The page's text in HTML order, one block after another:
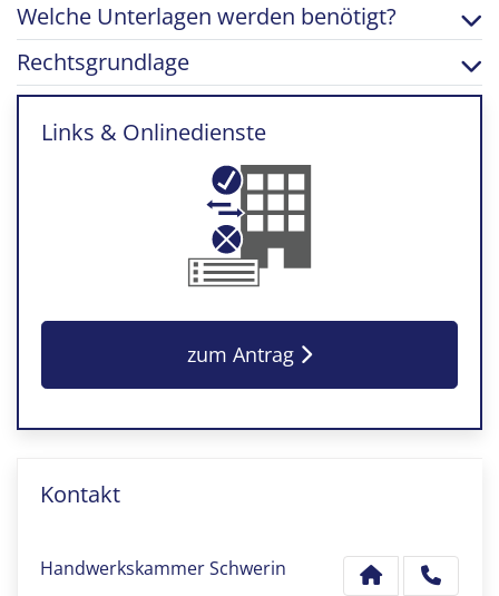
Welche Unterlagen werden benötigt?
Rechtsgrundlage
Links & Onlinedienste
zum Antrag
Kontakt
Handwerkskammer Schwerin